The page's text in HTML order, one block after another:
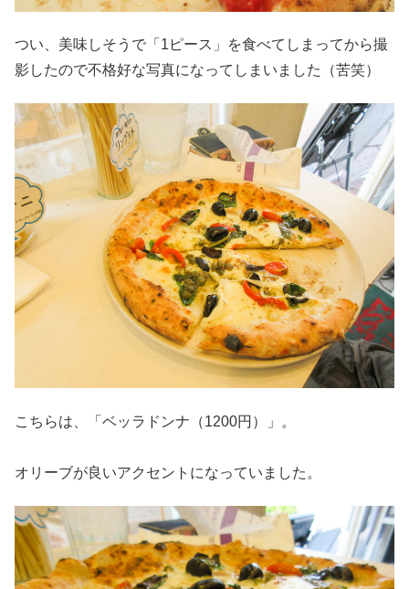
つい、美味しそうで「1ピース」を食べてしまってから撮
影したので不格好な写真になってしまいました（苦笑）
こちらは、「ベッラドンナ（1200円）」。
オリーブが良いアクセントになっていました。